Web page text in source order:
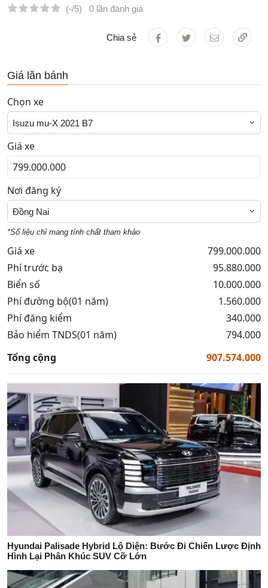
(-/5) 0 lần đánh giá
Chia sẻ
Giá lăn bánh
Chọn xe
Isuzu mu-X 2021 B7
Giá xe
Nơi đăng ký
Đồng Nai
*Số liệu chỉ mang tính chất tham khảo
Giá xe
799.000.000
Phí trước bạ
95.880.000
Biển số
10.000.000
Phí đường bộ(01 năm)
1.560.000
Phí đăng kiểm
340.000
Bảo hiểm TNDS(01 năm)
794.000
Tổng cộng
907.574.000
Hyundai Palisade Hybrid Lộ Diện: Bước Đi Chiến Lược Định
Hình Lại Phân Khúc SUV Cỡ Lớn